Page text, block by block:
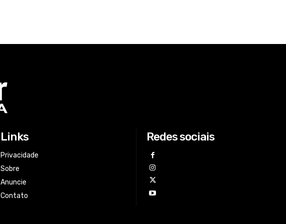
Links
Privacidade
Sobre
Anuncie
Contato
Redes sociais